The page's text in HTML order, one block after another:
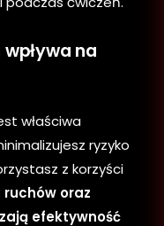
na
właściwa
ryzyko
z korzyści
ruchów oraz
efektywność